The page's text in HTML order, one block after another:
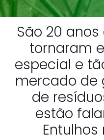
São 20
tornaram
especial e
mercado de
de
estão